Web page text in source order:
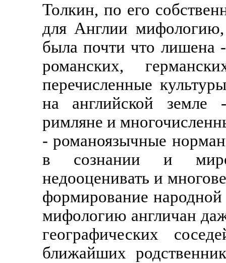
Толкин, по его
для Англии
была почти что лишена
романских,
перечисленные
на английской земле
римляне и
- романоязычные
в сознании и
недооценивать и
формирование
мифологию англичан
географических
ближайших